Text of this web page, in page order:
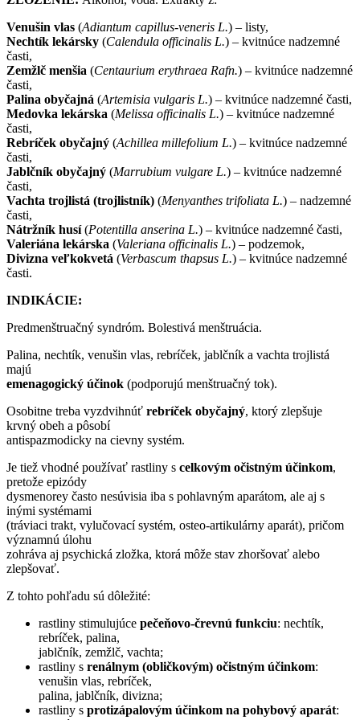
Venušin vlas (Adiantum capillus-veneris L.) – listy,
Nechtík lekársky (Calendula officinalis L.) – kvitnúce nadzemné
časti,
Zemžlč menšia (Centaurium erythraea Rafn.) – kvitnúce nadzemné
časti,
Palina obyčajná (Artemisia vulgaris L.) – kvitnúce nadzemné časti,
Medovka lekárska (Melissa officinalis L.) – kvitnúce nadzemné
časti,
Rebríček obyčajný (Achillea millefolium L.) – kvitnúce nadzemné
časti,
Jablčník obyčajný (Marrubium vulgare L.) – kvitnúce nadzemné
časti,
Vachta trojlistá (trojlistník) (Menyanthes trifoliata L.) – nadzemné
časti,
Nátržník husí(Potentilla anserina L.) – kvitnúce nadzemné časti,
Valeriána lekárska (Valeriana officinalis L.) – podzemok,
Divizna veľkokvetá (Verbascum thapsus L.) – kvitnúce nadzemné
časti.
INDIKÁCIE:
Predmenštruačný syndróm. Bolestivá menštruácia.
Palina, nechtík, venušin vlas, rebríček, jablčník a vachta trojlistá
majú
emenagogický účinok (podporujú menštruačný tok).
Osobitne treba vyzdvihnúť rebríček obyčajný, ktorý zlepšuje
krvný obeh a pôsobí
antispazmodicky na cievny systém.
Je tiež vhodné používať rastliny s celkovým očistným účinkom,
pretože epizódy
dysmenorey často nesúvisia iba s pohlavným aparátom, ale aj s
inými systémami
(tráviaci trakt, vylučovací systém, osteo-artikulárny aparát), pričom
významnú úlohu
zohráva aj psychická zložka, ktorá môže stav zhoršovať alebo
zlepšovať.
Z tohto pohľadu sú dôležité:
rastliny stimulujúce pečeňovo-črevnú funkciu: nechtík,
rebríček, palina,
jablčník, zemžlč, vachta;
rastliny s renálnym (obličkovým) očistným účinkom:
venušin vlas, rebríček,
palina, jablčník, divizna;
rastliny s protizápalovým účinkom na pohybový aparát: